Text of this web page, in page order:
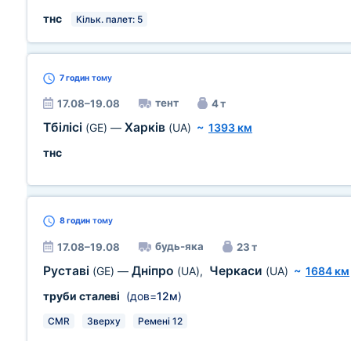
тнс
Кільк. палет: 5
7 годин тому
17.08–19.08 тент 4 т
Тбілісі (GE) — Харків (UA) ~ 1393 км
тнс
8 годин тому
17.08–19.08 будь-яка 23 т
Руставі (GE) — Дніпро (UA), Черкаси (UA) ~ 1684 км
труби сталеві (дов=12м)
CMR Зверху Ремені 12